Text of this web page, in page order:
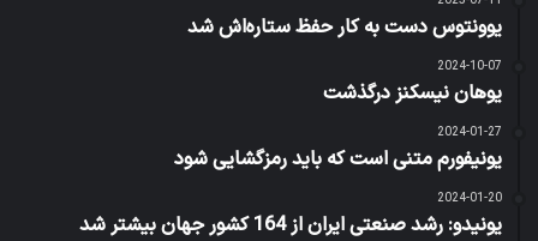
یوونتوس دست به کار حفظ ستاره‌اش شد
2024-10-07
یوهان نیسکنز درگذشت
2024-01-27
یونیفورم متنی است که باید رمزگشایی شود
2024-01-20
یونیدو: رشد صنعتی ایران از 164 کشور جهان بیشتر شد